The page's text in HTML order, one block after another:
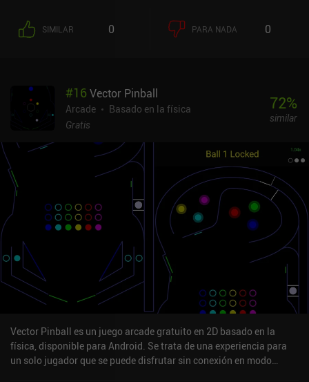
SIMILAR 0 PARA NADA 0
#16Vector Pinball
Arcade
Basado en la física
Gratis
72%
similar
Vector Pinball es un juego arcade gratuito en 2D basado en la
física, disponible para Android. Se trata de una experiencia para
un solo jugador que se puede disfrutar sin conexión en modo